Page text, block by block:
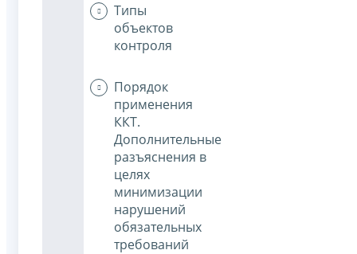
Типы
объектов
контроля
Порядок
применения
ККТ.
Дополнительные
разъяснения в
целях
минимизации
нарушений
обязательных
требований